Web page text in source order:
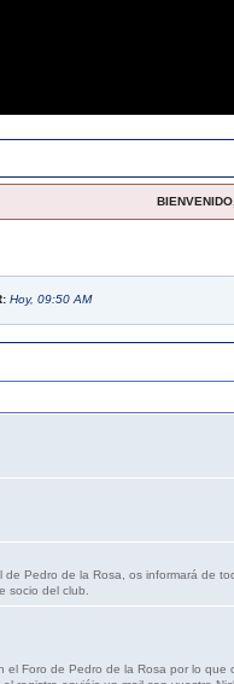
Hoy, 09:50 AM
Pedro de la Rosa, os informará de
socio del club.
el Foro de Pedro de la Rosa por lo